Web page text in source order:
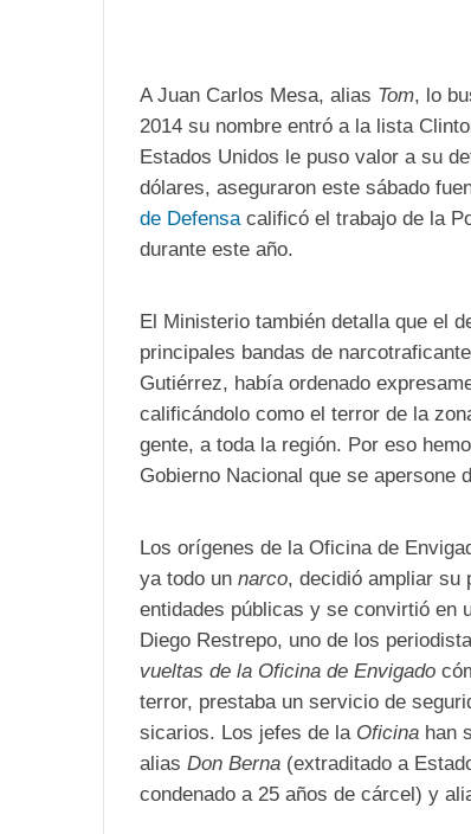
A Juan Carlos Mesa, alias Tom, lo
2014 su nombre entró a la lista
Estados Unidos le puso valor a su
dólares, aseguraron este sábado
de Defensacalificó el trabajo de la
durante este año.
El Ministerio también detalla que el
principales bandas de
Gutiérrez, había ordenado
calificándolo como el terror de la
gente, a toda la región. Por eso
Gobierno Nacional que se apersone
Los orígenes de la Oficina de
ya todo un narco, decidió ampliar su
entidades públicas y se convirtió en
Diego Restrepo, uno de los
vueltas de la Oficina de Envigado
terror, prestaba un servicio de
sicarios. Los jefes de la Oficina han
alias Don Berna (extraditado a
condenado a 25 años de cárcel) y